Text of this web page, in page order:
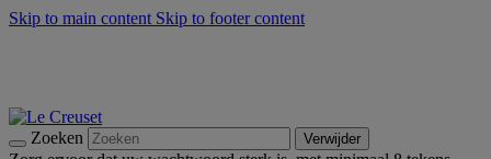
Skip to main content Skip to footer content
Zoeken Verwijder